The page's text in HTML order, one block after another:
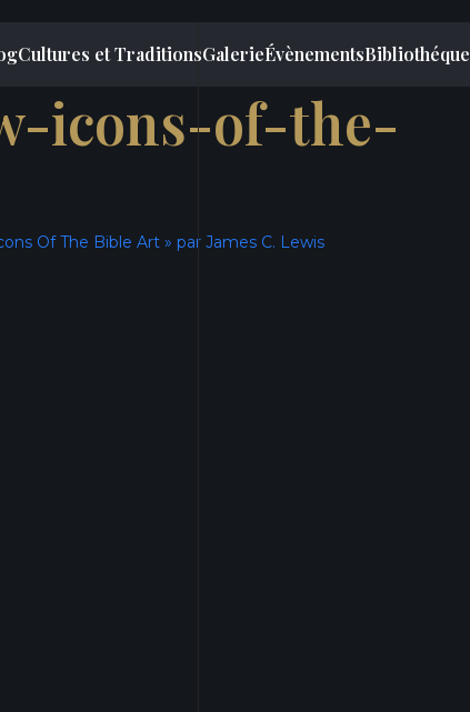
Cultures et TraditionsGalerieÉvènementsBibliothéque
icons-of-the-
Of The Bible Art » par James C. Lewis